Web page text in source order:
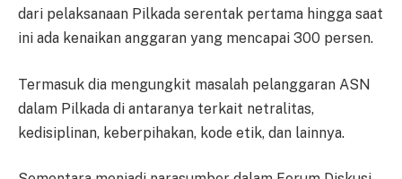
dari pelaksanaan Pilkada serentak pertama hingga saat
ini ada kenaikan anggaran yang mencapai 300 persen.
Termasuk dia mengungkit masalah pelanggaran ASN
dalam Pilkada di antaranya terkait netralitas,
kedisiplinan, keberpihakan, kode etik, dan lainnya.